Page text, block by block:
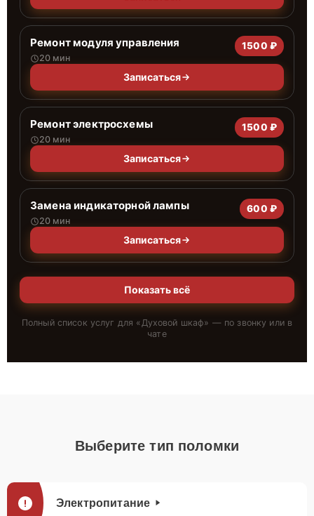
Ремонт модуля управления
20 мин
1500 ₽
Записаться
Ремонт электросхемы
20 мин
1500 ₽
Записаться
Замена индикаторной лампы
20 мин
600 ₽
Записаться
Показать всё
Полный список услуг для «Духовой шкаф» — по звонку или в
чате
Выберите тип поломки
Электропитание